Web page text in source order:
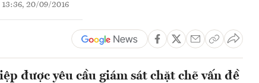
13:36, 20/09/2016
được yêu cầu giám sát chặt chẽ vấn đề